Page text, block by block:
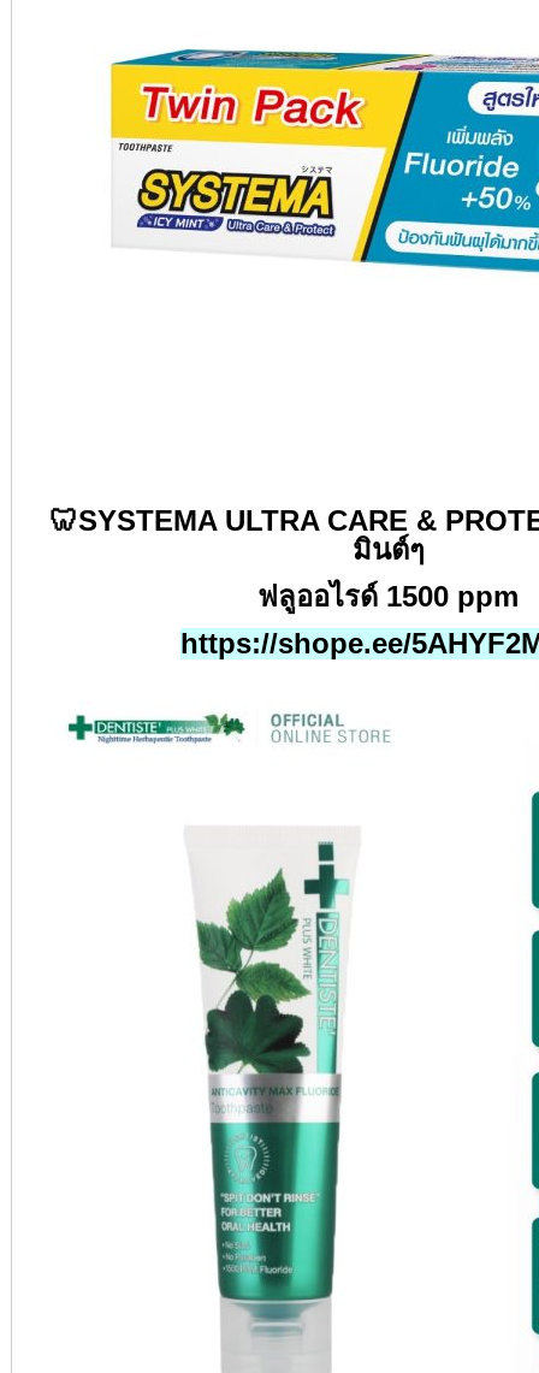
🦷SYSTEMA ULTRA CARE &
มินต์ๆ
ฟลูออไรด์ 1500 ppm
https://shope.ee/